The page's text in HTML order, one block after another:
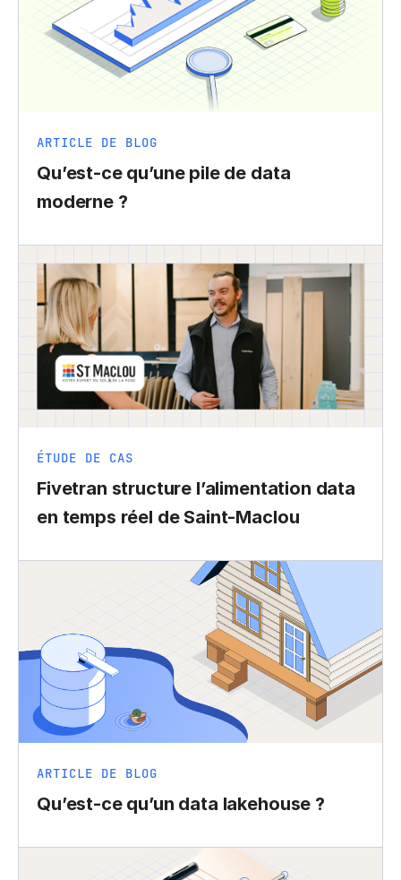
ARTICLE DE BLOG
Qu’est-ce qu’une pile de data
moderne ?
ÉTUDE DE CAS
Fivetran structure l’alimentation data
en temps réel de Saint-Maclou
ARTICLE DE BLOG
Qu’est-ce qu’un data lakehouse ?